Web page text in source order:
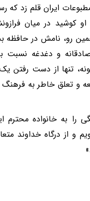
ایران قلم زد
کوشید در میان
رو، نامش در
و دغدغه نسبت
تنها از دست رفتن یک
و تعلق خاطر به
را به خانواده محترم
و از درگاه خداوند